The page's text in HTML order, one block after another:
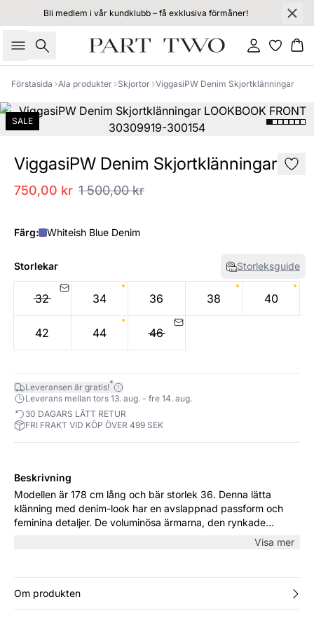
Bli medlem i vår kundklubb – få exklusiva förmåner!
Sök Logga in
Förstasida Ala produkter Skjortor ViggasiPW Denim Skjortklänningar
SALE
ViggasiPW Denim Skjortklänningar
750,00 kr 1 500,00 kr
Färg: Whiteish Blue Denim
Storlekar Storleksguide
32 34 36 38 40
42 44 46
Leveransen är gratis!*
Leverans mellan tors 13. aug. - fre 14. aug.
30 DAGARS LÄTT RETUR
FRI FRAKT VID KÖP ÖVER 499 SEK
Beskrivning
Modellen är 178 cm lång och bär storlek 36. Denna lätta
klänning med denim-look har en avslappnad passform och
feminina detaljer. De voluminösa ärmarna, den rynkade
kragen och de skiktade snitten ger ett romantiskt uttryck.
Perfekt för både vardagsbruk och mysiga tillfällen – styla den
look.
Visa mer
Om produkten